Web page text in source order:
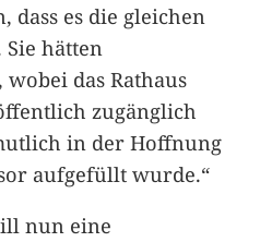
dass es die gleichen
Sie hätten
das Rathaus
zugänglich
in der Hoffnung
aufgefüllt wurde.“
nun eine